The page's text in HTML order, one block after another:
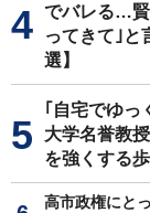
でバレる…賢
ってきて｣と
選】
｢自宅でゆ
大学名誉教
を強くする
高市政権にと